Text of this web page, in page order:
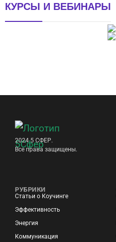
КУРСЫ И ВЕБИНАРЫ
2024 5 СФЕР.
Все права защищены.
РУБРИКИ
Статьи о Коучинге
Эффективность
Энергия
Коммуникация